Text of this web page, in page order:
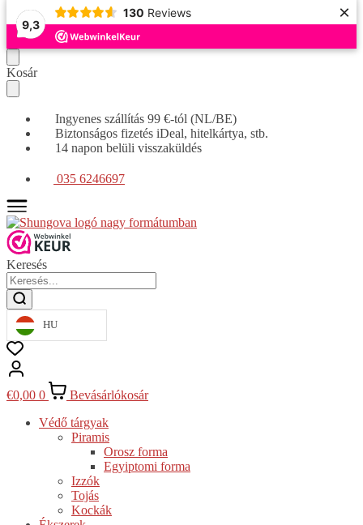
9,3
130 Reviews ×
Tovább
a
navigációhoz
Ugrás
a
tartalomra
Kosár
Ingyenes szállítás 99 €-tól (NL/BE)
Biztonságos fizetés iDeal, hitelkártya, stb.
14 napon belüli visszaküldés
035 6246697
Keresés
HU
€0,00 0
Bevásárlókosár
Védő tárgyak
Piramis
Orosz forma
Egyiptomi forma
Izzók
Tojás
Kockák